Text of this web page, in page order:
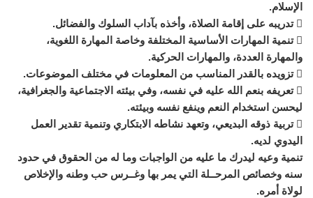
الإسلام.
 تدريبه على إقامة الصلاة، وأخذه بآداب السلوك والفضائل.
 تنمية المهارات الأساسية المختلفة وخاصة المهارة اللغوية،
والمهارة العددة، والمهارات الحركية.
 تزويده بالقدر المناسب من المعلومات في مختلف الموضوعات.
 تعريفه بنعم الله عليه في نفسه، وفي بيئته الاجتماعية والجغرافية،
ليحسن استخدام النعم وينفع نفسه وبيئته.
 تربية ذوقه البديعي، وتعهد نشاطه الابتكاري وتنمية تقدير العمل
اليدوي لديه.
تنمية وعيه ليدرك ما عليه من الواجبات وما له من الحقوق في حدود
سنه وخصائص المرحــلة التي يمر بها وغــرس حب وطنه والإخلاص
لولاة أمره.